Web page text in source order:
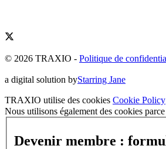
© 2026 TRAXIO - Politique de
a digital solution byStarring Jane
TRAXIO utilise des cookies Cookie Policy
Nous utilisons également des cookies
Devenir membre :